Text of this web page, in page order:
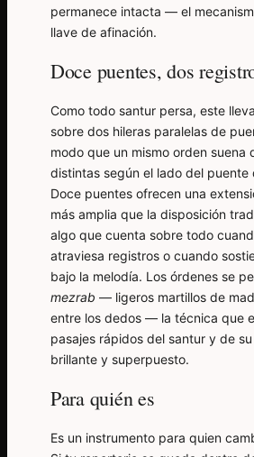
permanece intacta — el
llave de afinación.
Doce puentes, dos
Como todo santur persa, este
sobre dos hileras paralelas de
modo que un mismo orden suena
distintas según el lado del puente
Doce puentes ofrecen una
más amplia que la disposición
algo que cuenta sobre todo
atraviesa registros o cuando
bajo la melodía. Los órdenes se
mezrab — ligeros martillos de
entre los dedos — la técnica que
pasajes rápidos del santur y de
brillante y superpuesto.
Para quién es
Es un instrumento para quien